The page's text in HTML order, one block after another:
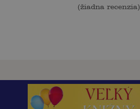
(žiadna recenzia)